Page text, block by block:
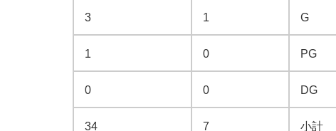
3 1 G
1 0 PG
0 0 DG
34 7 小計